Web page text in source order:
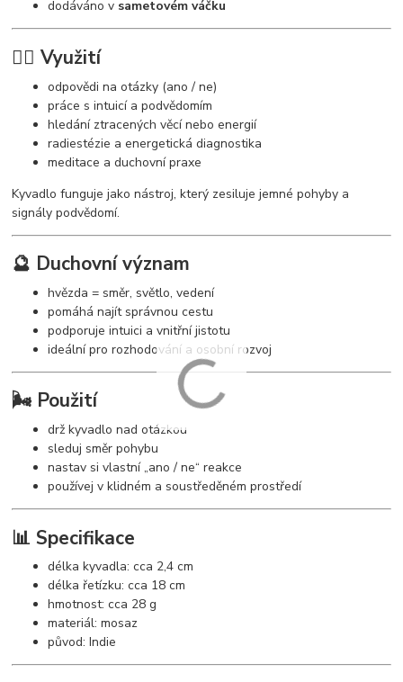
dodáváno v sametovém váčku
🧘‍♀️ Využití
odpovědi na otázky (ano / ne)
práce s intuicí a podvědomím
hledání ztracených věcí nebo energií
radiestézie a energetická diagnostika
meditace a duchovní praxe
Kyvadlo funguje jako nástroj, který zesiluje jemné pohyby a
signály podvědomí.
🔮 Duchovní význam
hvězda = směr, světlo, vedení
pomáhá najít správnou cestu
podporuje intuici a vnitřní jistotu
ideální pro rozhodování a osobní rozvoj
🌬️ Použití
drž kyvadlo nad otázkou
sleduj směr pohybu
nastav si vlastní „ano / ne“ reakce
používej v klidném a soustředěném prostředí
📊 Specifikace
délka kyvadla: cca 2,4 cm
délka řetízku: cca 18 cm
hmotnost: cca 28 g
materiál: mosaz
původ: Indie